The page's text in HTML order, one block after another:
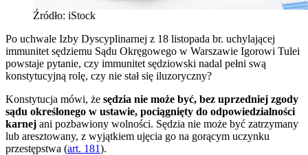
Źródło: iStock
Po uchwale Izby Dyscyplinarnej z 18 listopada br. uchylającej
immunitet sędziemu Sądu Okręgowego w Warszawie Igorowi Tulei
powstaje pytanie, czy immunitet sędziowski nadal pełni swą
konstytucyjną rolę, czy nie stał się iluzoryczny?
Konstytucja mówi, że sędzia nie może być, bez uprzedniej zgody
sądu określonego w ustawie, pociągnięty do odpowiedzialności
karnej ani pozbawiony wolności. Sędzia nie może być zatrzymany
lub aresztowany, z wyjątkiem ujęcia go na gorącym uczynku
przestępstwa (art. 181).